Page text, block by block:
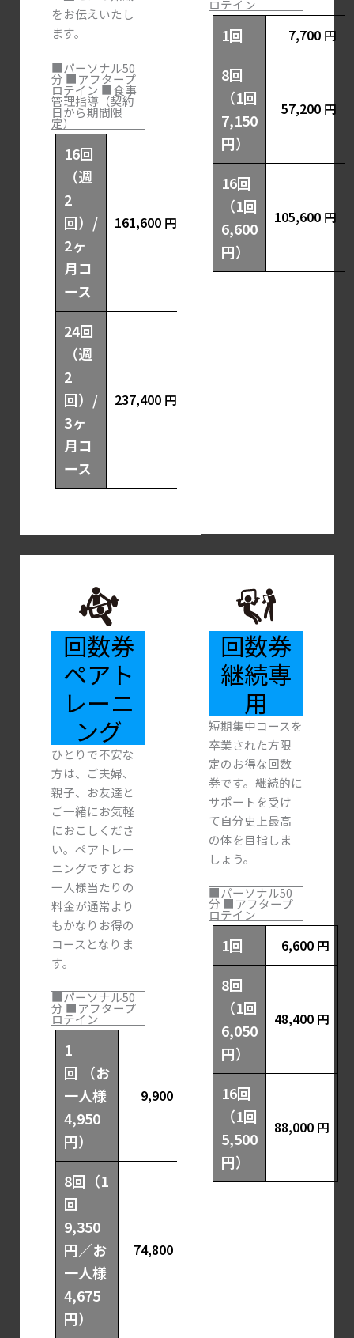
をお伝えいたし
ます。
■パーソナル50
分 ■アフタープ
ロテイン ■食事
管理指導（契約
日から期間限
定）
16回
（週
2
回）/
2ヶ
月コ
ース
161,600 円
24回
（週
2
回）/
3ヶ
月コ
ース
237,400 円
ロテイン
1回 7,700 円
8回
（1回
7,150
円）
57,200 円
16回
（1回
6,600
円）
105,600 円
回数券
ペアト
レーニ
ング
ひとりで不安な
方は、ご夫婦、
親子、お友達と
ご一緒にお気軽
におこしくださ
い。ペアトレー
ニングですとお
一人様当たりの
料金が通常より
もかなりお得の
コースとなりま
す。
■パーソナル50
分 ■アフタープ
ロテイン
1
回 （お
一人様
4,950
円）
9,900 円
8回（1
回
9,350
円／お
一人様
4,675
円）
74,800 円
回数券
継続専
用
短期集中コースを
卒業された方限
定のお得な回数
券です。継続的に
サポートを受け
て自分史上最高
の体を目指しま
しょう。
■パーソナル50
分 ■アフタープ
ロテイン
1回 6,600 円
8回
（1回
6,050
円）
48,400 円
16回
（1回
5,500
円）
88,000 円